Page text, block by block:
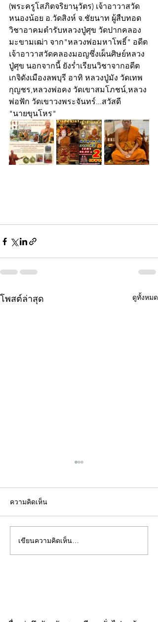
(พระครูโสภิตจริยานุวัตร) เจ้าอาวาสวัด
หนองน้อย อ.วัดสิงห์ จ.ชัยนาท ผู้สืบทอด
วิชาอาคมตำรับหลวงปู่ศุข วัดปากคลอง
มะขามเฒ่า จาก"หลวงพ่อมหาโพธิ์" อดีต
เจ้าอาวาสวัดคลองมอญซึ่งเผ็นศิษย์หลวง
ปู่ศุข นอกจากนี้ ยังร่ำเรียนวิชาจากอดีต
เกจิดังเมืองลพบุรี อาทิ หลวงปู่มัง วัดเทพ
กุญชร,หลวงพ่อคง วัดเขาสมโภชน์,หลวง
พ่อฟัก วัดเขาวงพระจันทร์...สวัสดี
"นายขุนโหร"
โพสต์ล่าสุด ดูทั้งหมด
คอลัมน์"จับชีพจรวงการ
พระ"ประจำพุธที่ 29
ความคิดเห็น
เขียนความคิดเห็น…